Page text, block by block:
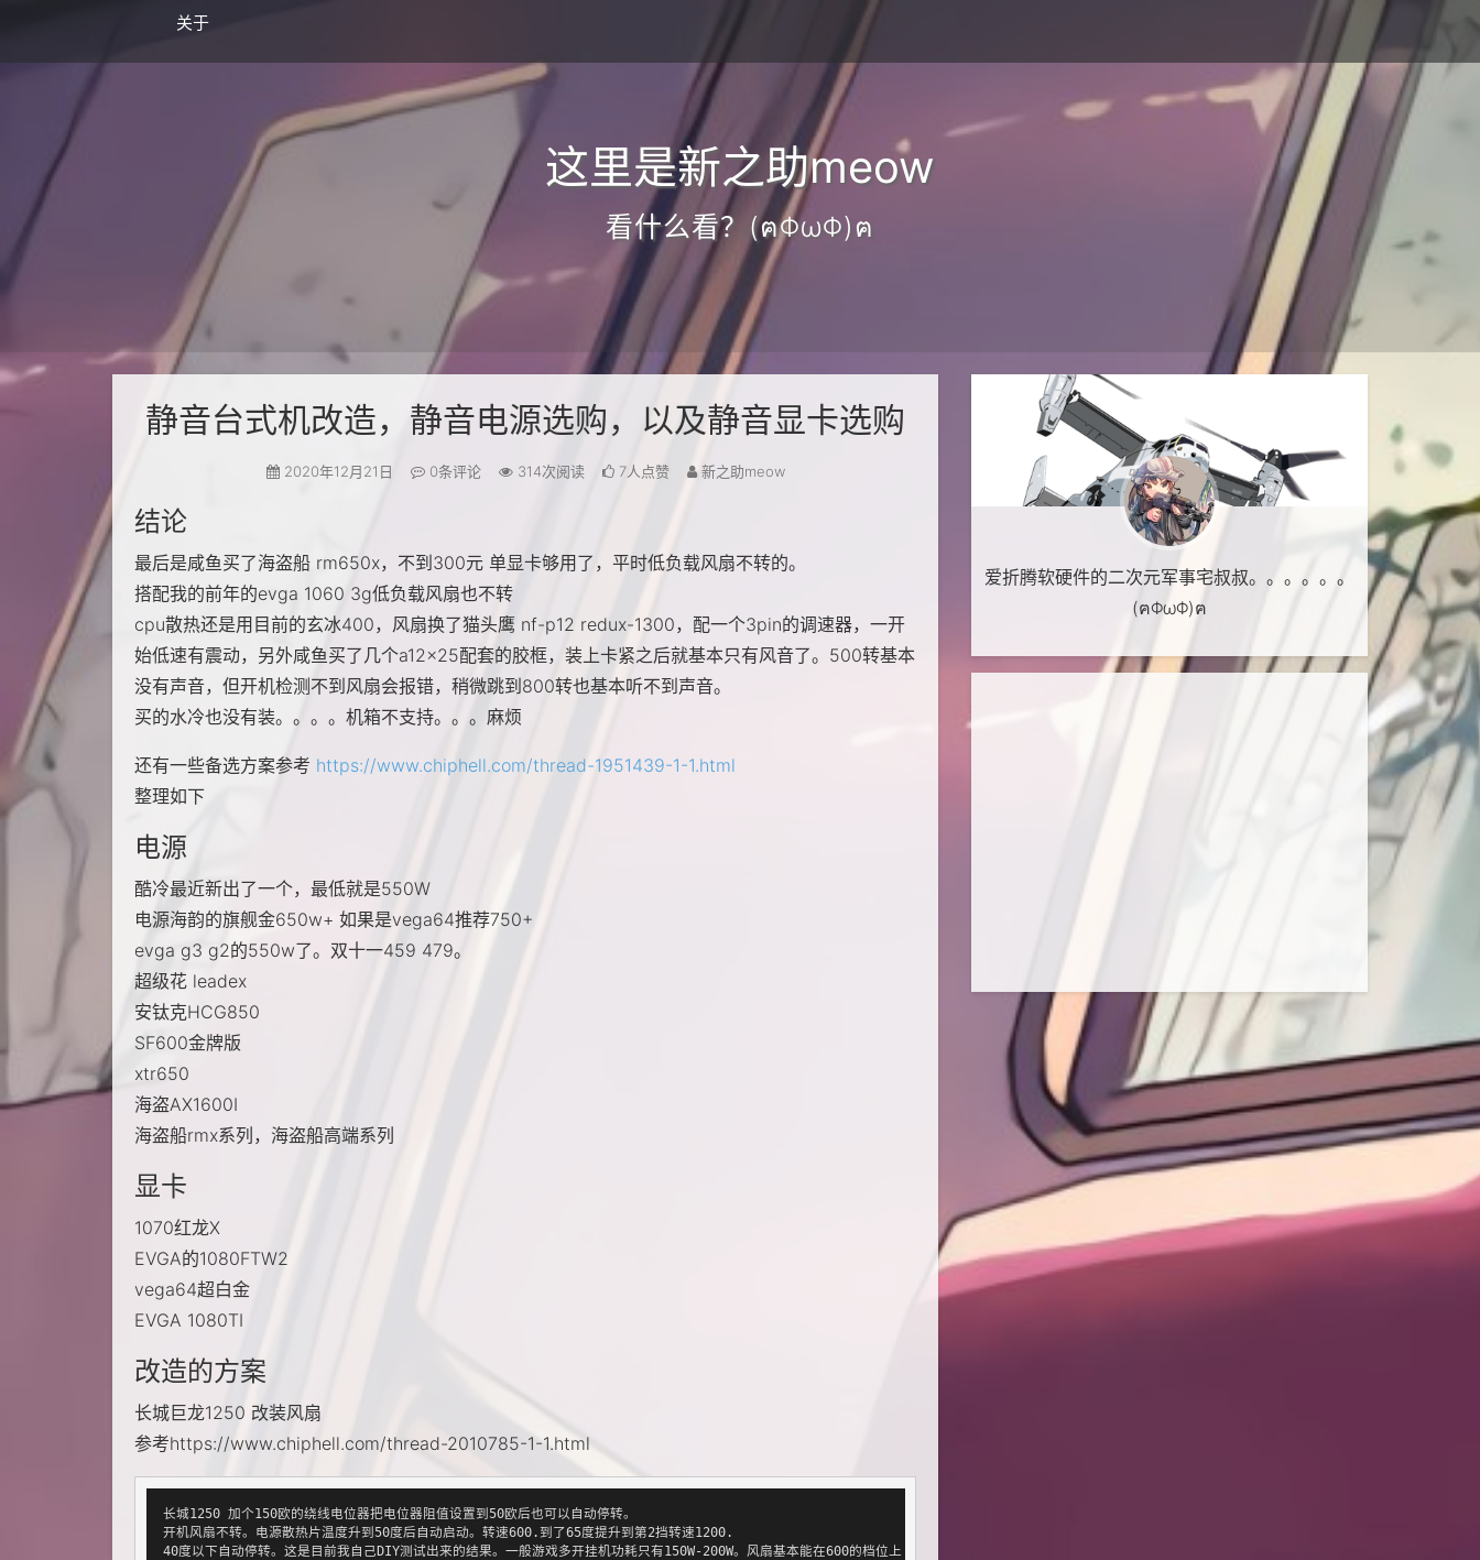
关于
这里是新之助meow
看什么看？(ฅΦωΦ)ฅ
静音台式机改造，静音电源选购，以及静音显卡选购
2020年12月21日 0条评论 314次阅读 7人点赞 新之助meow
结论
最后是咸鱼买了海盗船 rm650x，不到300元 单显卡够用了，平时低负载风扇不转的。
搭配我的前年的evga 1060 3g低负载风扇也不转
cpu散热还是用目前的玄冰400，风扇换了猫头鹰 nf-p12 redux-1300，配一个3pin的调速器，一开
始低速有震动，另外咸鱼买了几个a12x25配套的胶框，装上卡紧之后就基本只有风音了。500转基本
没有声音，但开机检测不到风扇会报错，稍微跳到800转也基本听不到声音。
买的水冷也没有装。。。。机箱不支持。。。麻烦
还有一些备选方案参考 https://www.chiphell.com/thread-1951439-1-1.html
整理如下
电源
酷冷最近新出了一个，最低就是550W
电源海韵的旗舰金650w+ 如果是vega64推荐750+
evga g3 g2的550w了。双十一459 479。
超级花 leadex
安钛克HCG850
SF600金牌版
xtr650
海盗AX1600I
海盗船rmx系列，海盗船高端系列
显卡
1070红龙X
EVGA的1080FTW2
vega64超白金
EVGA 1080TI
改造的方案
长城巨龙1250 改装风扇
参考https://www.chiphell.com/thread-2010785-1-1.html
长城1250 加个150欧的绕线电位器把电位器阻值设置到50欧后也可以自动停转。
开机风扇不转。电源散热片温度升到50度后自动启动。转速600.到了65度提升到第2挡转速1200.
40度以下自动停转。这是目前我自己DIY测试出来的结果。一般游戏多开挂机功耗只有150W-200W。风扇基本能在600的档位上
爱折腾软硬件的二次元军事宅叔叔。。。。。。
(ฅΦωΦ)ฅ